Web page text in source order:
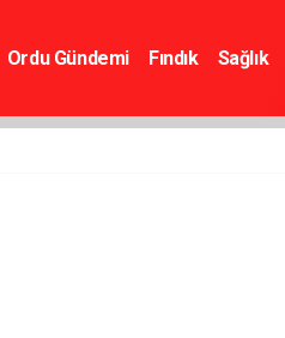
Ordu Gündemi Fındık Sağlık